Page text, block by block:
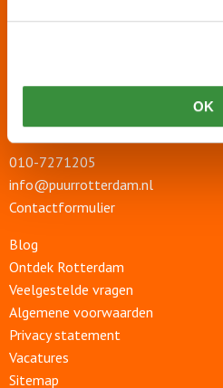
OK
Contact en adres
3011 XZ Rotterdam
010-7271205
info@puurrotterdam.nl
Contactformulier
Blog
Ontdek Rotterdam
Veelgestelde vragen
Algemene voorwaarden
Privacy statement
Vacatures
Sitemap